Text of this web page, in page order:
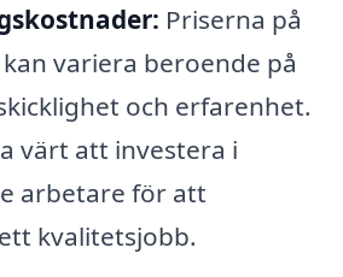
Priserna på
variera beroende på
och erfarenhet.
värt att investera i
arbetare för att
kvalitetsjobb.